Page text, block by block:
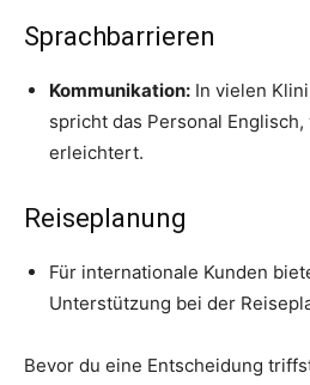
Sprachbarrieren
Kommunikation: In vielen
spricht das Personal
erleichtert.
Reiseplanung
Für internationale Kunden
Unterstützung bei der
Bevor du eine Entscheidung